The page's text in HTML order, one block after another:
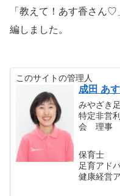
「教えて！あす香さん
編しました。
このサイトの管理人
成田 あ
みやざき
特定非営
会 理事
保育士
足育アド
健康経営